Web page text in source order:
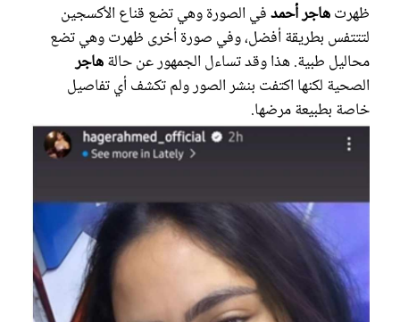
ظهرتهاجر أحمدفي الصورة وهي تضع قناع الأكسجين
لتتتفس بطريقة أفضل، وفي صورة أخرى ظهرت وهي تضع
محاليل طبية. هذا وقد تساءل الجمهور عن حالةهاجر
الصحية لكنها اكتفت بنشر الصور ولم تكشف أي تفاصيل
خاصة بطبيعة مرضها.